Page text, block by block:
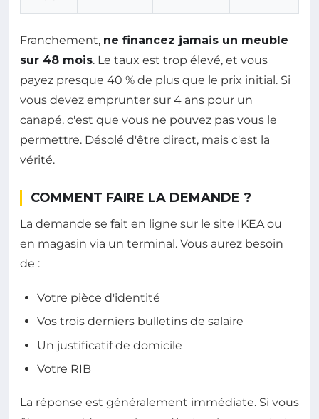
Franchement, ne financez jamais un meuble
sur 48 mois. Le taux est trop élevé, et vous
payez presque 40 % de plus que le prix initial. Si
vous devez emprunter sur 4 ans pour un
canapé, c'est que vous ne pouvez pas vous le
permettre. Désolé d'être direct, mais c'est la
vérité.
COMMENT FAIRE LA DEMANDE ?
La demande se fait en ligne sur le site IKEA ou
en magasin via un terminal. Vous aurez besoin
de :
Votre pièce d'identité
Vos trois derniers bulletins de salaire
Un justificatif de domicile
Votre RIB
La réponse est généralement immédiate. Si vous